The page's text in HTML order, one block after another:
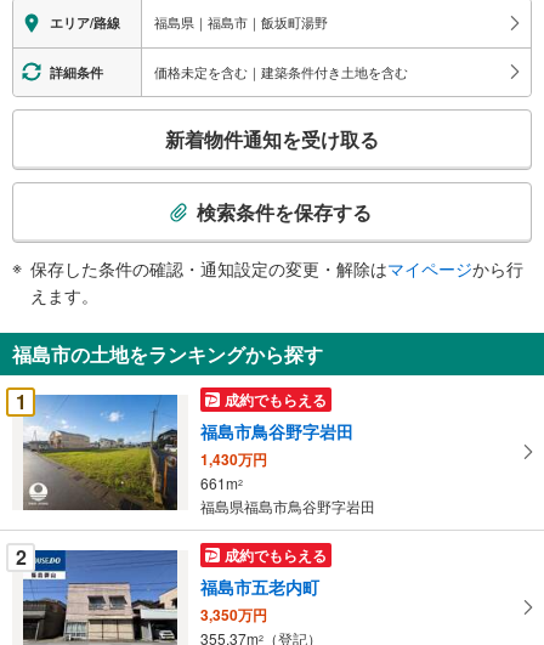
エリア/路線 福島県｜福島市｜飯坂町湯野
詳細条件 価格未定を含む｜建築条件付き土地を含む
検
知
を
受
け
取
る
・
件
を
マ
イ
新着物件通知を受け取る
検索条件を保存する
保存した条件の確認・通知設定の変更・解除はマイページから行
えます。
福島市の土地をランキングから探す
1
成約でもらえる
福島市鳥谷野字岩田
1,430万円
661m2
福島県福島市鳥谷野字岩田
2 成約でもらえる
福島市五老内町
3,350万円
355.37m2
（登記）